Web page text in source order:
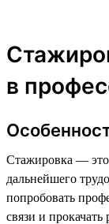
в
Стажировка — это
дальнейшего
попробовать
связи и